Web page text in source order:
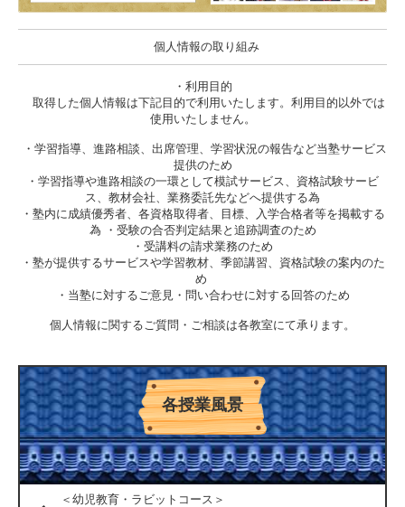
個人情報の取り組み
・利用目的
取得した個人情報は下記目的で利用いたします。利用目的以外では
使用いたしません。
・学習指導、進路相談、出席管理、学習状況の報告など当塾サービス
提供のため
・学習指導や進路相談の一環として模試サービス、資格試験サービ
ス、教材会社、業務委託先などへ提供する為
・塾内に成績優秀者、各資格取得者、目標、入学合格者等を掲載する
為 ・受験の合否判定結果と追跡調査のため
・受講料の請求業務のため
・塾が提供するサービスや学習教材、季節講習、資格試験の案内のた
め
・当塾に対するご意見・問い合わせに対する回答のため
個人情報に関するご質問・ご相談は各教室にて承ります。
各授業風景
＜幼児教育・ラビットコース＞